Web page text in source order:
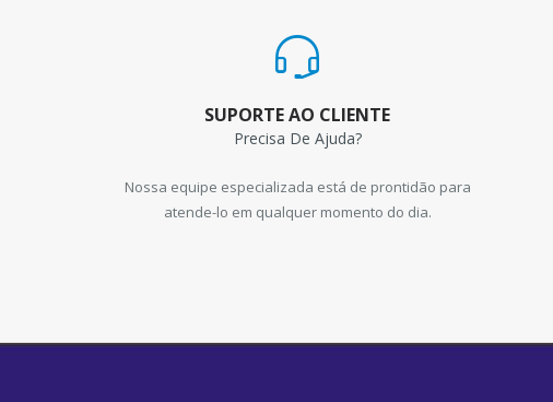
SUPORTE AO CLIENTE
Precisa De Ajuda?
Nossa equipe especializada está de prontidão para
atende-lo em qualquer momento do dia.